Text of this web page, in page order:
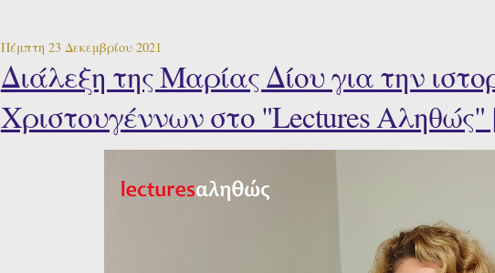
Πέμπτη 23 Δεκεμβρίου 2021
Διάλεξη της Μαρίας Δίου για την
Χριστουγέννων στο "Lectures Αληθώς"